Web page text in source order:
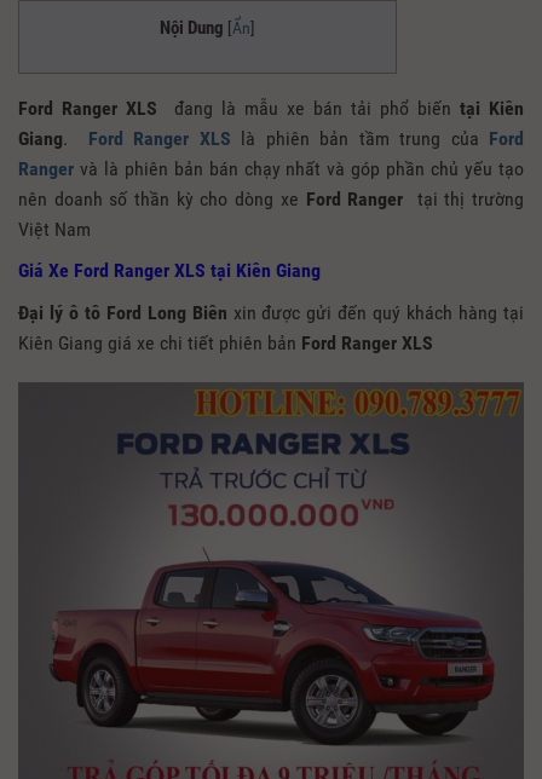
Nội Dung [Ẩn]
Ford Ranger XLS đang là mẫu xe bán tải phổ biến tại Kiên
Giang. Ford Ranger XLS là phiên bản tầm trung của Ford
Ranger và là phiên bản bán chạy nhất và góp phần chủ yếu tạo
nên doanh số thần kỳ cho dòng xe Ford Ranger tại thị trường
Việt Nam
Giá Xe Ford Ranger XLS tại Kiên Giang
Đại lý ô tô Ford Long Biên xin được gửi đến quý khách hàng tại
Kiên Giang giá xe chi tiết phiên bản Ford Ranger XLS